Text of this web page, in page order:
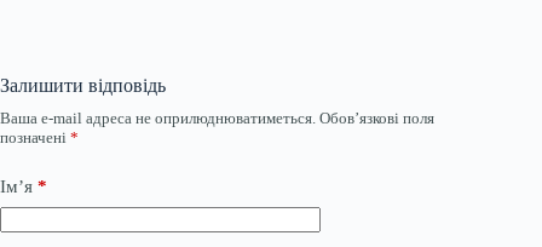
Залишити відповідь
Ваша e-mail адреса не оприлюднюватиметься. Обов’язкові поля
позначені *
Ім’я *